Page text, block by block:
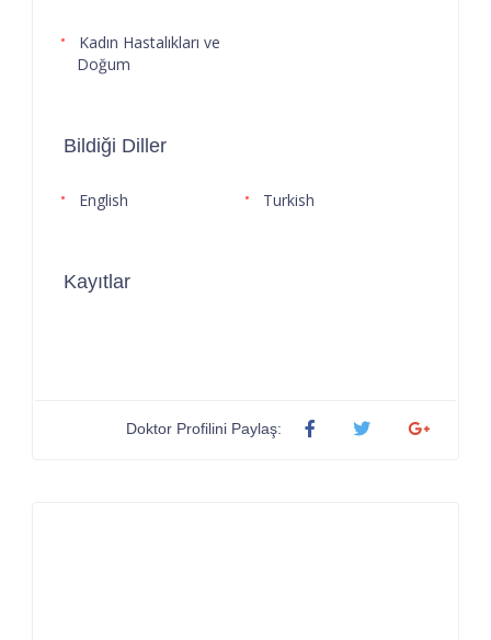
Kadın Hastalıkları ve
Doğum
Bildiği Diller
English Turkish
Kayıtlar
Doktor Profilini Paylaş: